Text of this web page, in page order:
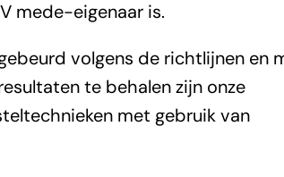
mede-eigenaar is.
volgens de richtlijnen en
te behalen zijn onze
met gebruik van